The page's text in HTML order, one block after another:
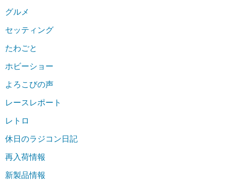
グルメ
セッティング
たわごと
ホビーショー
よろこびの声
レースレポート
レトロ
休日のラジコン日記
再入荷情報
新製品情報